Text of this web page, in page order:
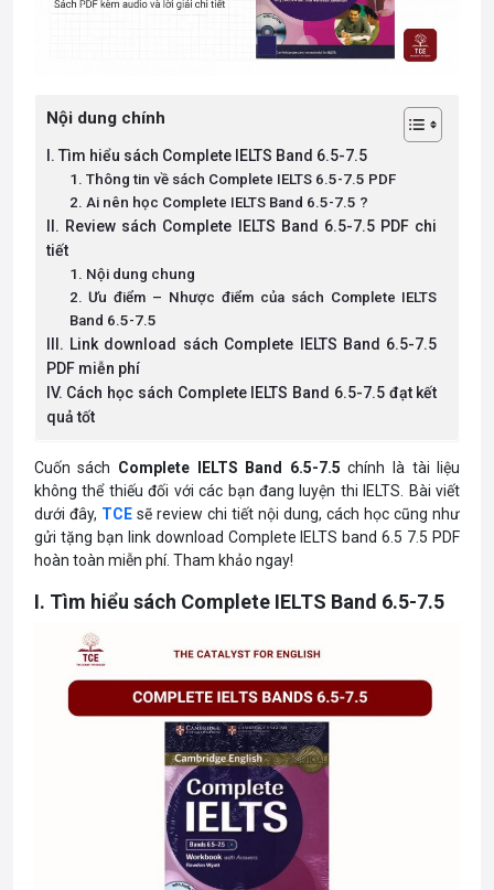
Nội dung chính
I. Tìm hiểu sách Complete IELTS Band 6.5-7.5
1. Thông tin về sách Complete IELTS 6.5-7.5 PDF
2. Ai nên học Complete IELTS Band 6.5-7.5 ?
II. Review sách Complete IELTS Band 6.5-7.5 PDF chi
tiết
1. Nội dung chung
2. Ưu điểm – Nhược điểm của sách Complete IELTS
Band 6.5-7.5
III. Link download sách Complete IELTS Band 6.5-7.5
PDF miễn phí
IV. Cách học sách Complete IELTS Band 6.5-7.5 đạt kết
quả tốt
Cuốn sách Complete IELTS Band 6.5-7.5 chính là tài liệu
không thể thiếu đối với các bạn đang luyện thi IELTS. Bài viết
dưới đây, TCEsẽ review chi tiết nội dung, cách học cũng như
gửi tặng bạn link download Complete IELTS band 6.5 7.5 PDF
hoàn toàn miễn phí. Tham khảo ngay!
I. Tìm hiểu sách Complete IELTS Band 6.5-7.5